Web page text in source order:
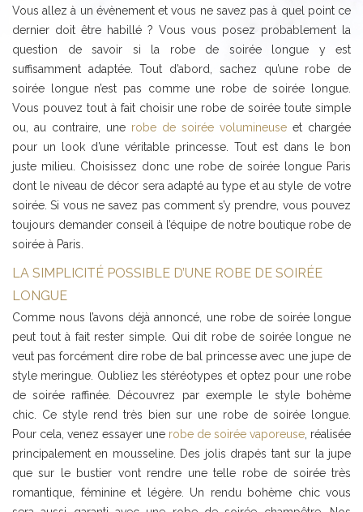
Vous allez à un évènement et vous ne savez pas à quel point ce
dernier doit être habillé ? Vous vous posez probablement la
question de savoir si la robe de soirée longue y est
suffisamment adaptée. Tout d’abord, sachez qu’une robe de
soirée longue n’est pas comme une robe de soirée longue.
Vous pouvez tout à fait choisir une robe de soirée toute simple
ou, au contraire, une robe de soirée volumineuse et chargée
pour un look d’une véritable princesse. Tout est dans le bon
juste milieu. Choisissez donc une robe de soirée longue Paris
dont le niveau de décor sera adapté au type et au style de votre
soirée. Si vous ne savez pas comment s’y prendre, vous pouvez
toujours demander conseil à l’équipe de notre boutique robe de
soirée à Paris.
LA SIMPLICITÉ POSSIBLE D’UNE ROBE DE SOIRÉE
LONGUE
Comme nous l’avons déjà annoncé, une robe de soirée longue
peut tout à fait rester simple. Qui dit robe de soirée longue ne
veut pas forcément dire robe de bal princesse avec une jupe de
style meringue. Oubliez les stéréotypes et optez pour une robe
de soirée raffinée. Découvrez par exemple le style bohème
chic. Ce style rend très bien sur une robe de soirée longue.
Pour cela, venez essayer une robe de soirée vaporeuse , réalisée
principalement en mousseline. Des jolis drapés tant sur la jupe
que sur le bustier vont rendre une telle robe de soirée très
romantique, féminine et légère. Un rendu bohème chic vous